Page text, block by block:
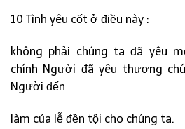
10 Tình yêu cốt ở điều này :
không phải chúng ta đã yêu
chính Người đã yêu thương
Người đến
làm của lễ đền tội cho chúng ta.